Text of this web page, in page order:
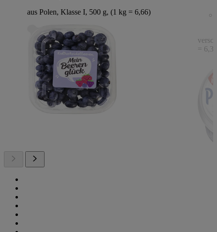
aus Polen, Klasse I, 500 g, (1 kg = 6,66)
=